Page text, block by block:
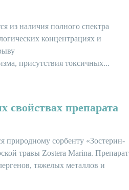
из наличия полного спектра
концентрациях и
присутствия токсичных...
препарата
природному сорбенту «Зостерин-
травы Zostera Marina. Препарат
тяжелых металлов и